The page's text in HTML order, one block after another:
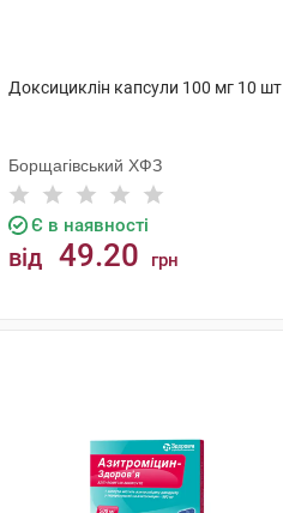
Доксициклін капсули 100 мг 10 шт
Борщагівський ХФЗ
Є в наявності
від 49.20 грн